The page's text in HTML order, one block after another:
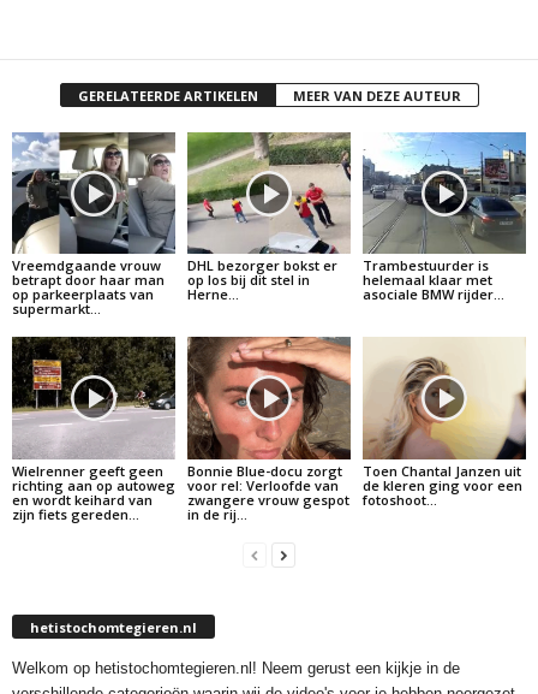
GERELATEERDE ARTIKELEN MEER VAN DEZE AUTEUR
Vreemdgaande vrouw
betrapt door haar man
op parkeerplaats van
supermarkt…
DHL bezorger bokst er
op los bij dit stel in
Herne…
Trambestuurder is
helemaal klaar met
asociale BMW rijder…
Wielrenner geeft geen
richting aan op autoweg
en wordt keihard van
zijn fiets gereden…
Bonnie Blue-docu zorgt
voor rel: Verloofde van
zwangere vrouw gespot
in de rij…
Toen Chantal Janzen uit
de kleren ging voor een
fotoshoot…
hetistochomtegieren.nl
Welkom op hetistochomtegieren.nl! Neem gerust een kijkje in de